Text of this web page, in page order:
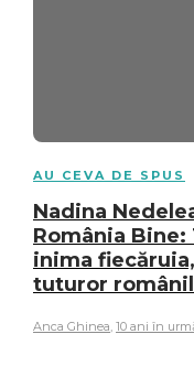
AU CEVA DE SPUS
Nadina
România
inima
tuturor
Anca Ghinea 10 ani în